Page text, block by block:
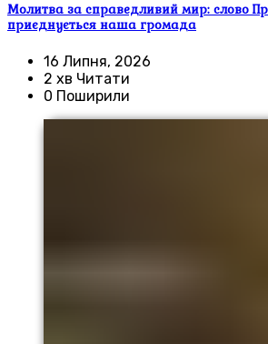
Молитва за справедливий мир: слово
приєднується наша громада
16 Липня, 2026
2 хв Читати
0 Поширили